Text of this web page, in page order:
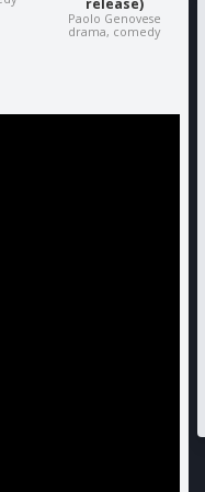
release)
Paolo Genovese
drama, comedy